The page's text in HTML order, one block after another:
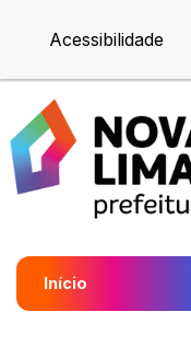
Acessibilidade
Início